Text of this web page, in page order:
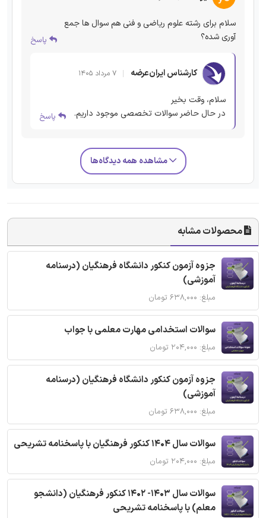
سلام برای رشته علوم ریاضی و فنی هم سوال ها جمع
آوری شده؟
پاسخ
کارشناس ایران‌عرضه ۷ مرداد ۱۴۰۵
سلام، وقت بخیر
در حال حاضر سوالات تخصصی موجود داریم.
پاسخ
مشاهده همه دیدگاه‌ها
محصولات مشابه
جزوه آزمون کنکور دانشگاه فرهنگیان (درسنامه
آموزشی)
مبلغ: ۶۳۸,۰۰۰ تومان
سوالات استخدامی مهارت معلمی با جواب
مبلغ: ۲۰۴,۰۰۰ تومان
جزوه آزمون کنکور دانشگاه فرهنگیان (درسنامه
آموزشی)
مبلغ: ۶۳۸,۰۰۰ تومان
سوالات سال 1404 کنکور فرهنگیان با پاسخنامه تشریحی
مبلغ: ۲۰۴,۰۰۰ تومان
سوالات سال 1403- 1402 کنکور فرهنگیان (دانشجو
معلم) با پاسخنامه تشریحی